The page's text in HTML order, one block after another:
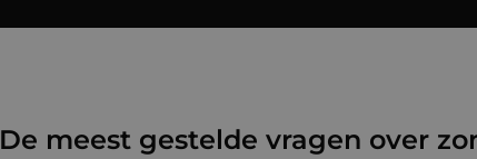
De meest gestelde vragen over